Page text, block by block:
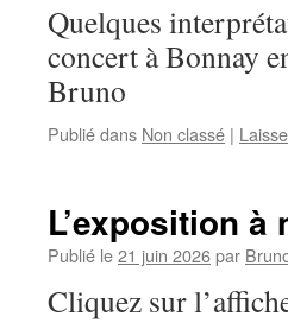
Quelques
concert à Bonnay
Bruno
Publié dans Non classé |
L’exposition
Publié le21 juin 2026par
Cliquez sur